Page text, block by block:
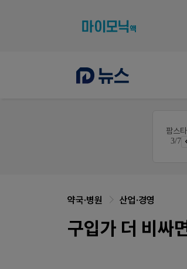
팜스
3/7
약국·병원 산업·경영
구입가 더 비싸